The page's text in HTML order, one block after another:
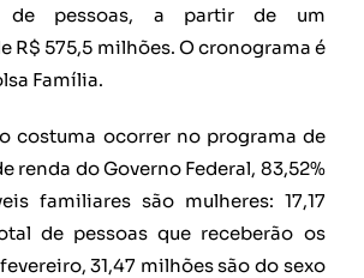
de pessoas, a partir de um
R$ 575,5 milhões. O cronograma é
Família.
costuma ocorrer no programa de
renda do Governo Federal, 83,52%
familiares são mulheres: 17,17
de pessoas que receberão os
31,47 milhões são do sexo